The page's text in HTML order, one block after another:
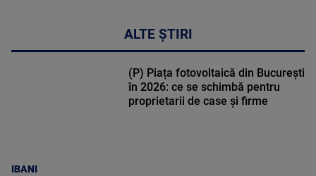
ALTE ȘTIRI
IBANI
(P) Piața fotovoltaică din București
în 2026: ce se schimbă pentru
proprietarii de case și firme